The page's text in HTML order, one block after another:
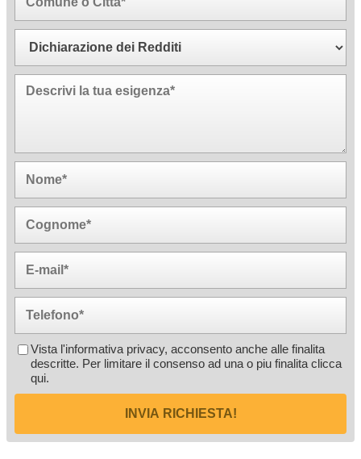
Vista l'informativa privacy, acconsento anche alle finalita
descritte. Per limitare il consenso ad una o piu finalita clicca
qui.
INVIA RICHIESTA!